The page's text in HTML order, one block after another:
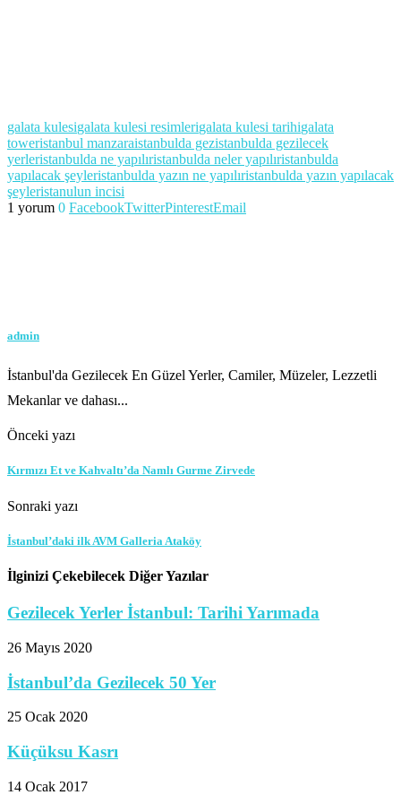
galata kulesigalata kulesi resimlerigalata kulesi tarihigalata
toweristanbul manzaraistanbulda gezistanbulda gezilecek
yerleristanbulda ne yapılıristanbulda neler yapılıristanbulda
yapılacak şeyleristanbulda yazın ne yapılıristanbulda yazın yapılacak
şeyleristanulun incisi
1 yorum 0 FacebookTwitterPinterestEmail
admin
İstanbul'da Gezilecek En Güzel Yerler, Camiler, Müzeler, Lezzetli
Mekanlar ve dahası...
Önceki yazı
Kırmızı Et ve Kahvaltı’da Namlı Gurme Zirvede
Sonraki yazı
İstanbul’daki ilk AVM Galleria Ataköy
İlginizi Çekebilecek Diğer Yazılar
Gezilecek Yerler İstanbul: Tarihi Yarımada
26 Mayıs 2020
İstanbul’da Gezilecek 50 Yer
25 Ocak 2020
Küçüksu Kasrı
14 Ocak 2017